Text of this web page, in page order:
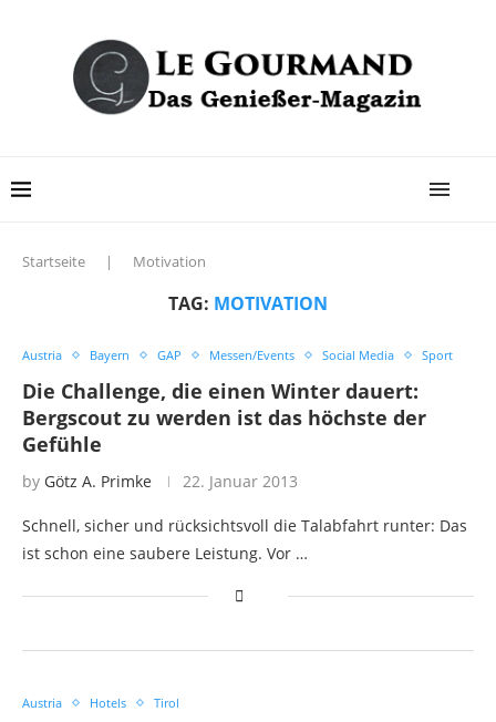
Startseite | Motivation
TAG: MOTIVATION
Austria Bayern GAP Messen/Events Social Media Sport
Die Challenge, die einen Winter dauert:
Bergscout zu werden ist das höchste der
Gefühle
by Götz A. Primke 22. Januar 2013
Schnell, sicher und rücksichtsvoll die Talabfahrt runter: Das
ist schon eine saubere Leistung. Vor …
Austria Hotels Tirol